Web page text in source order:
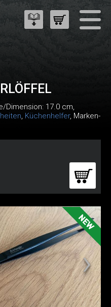
Dimension: 17.0 cm,
, Küchenhelfer, Marken-